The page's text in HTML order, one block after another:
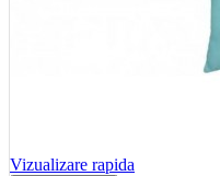
Vizualizare rapida